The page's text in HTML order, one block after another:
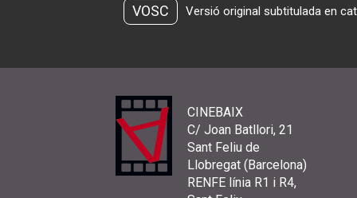
VOSC Versió original subtitulada en
CINEBAIX
C/ Joan Batllori, 21
Sant Feliu de
Llobregat (Barcelona)
RENFE línia R1 i R4,